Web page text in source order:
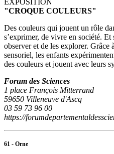
EXPOSITION
"CROQUE COULEURS"
Des couleurs qui jouent un rôle
s’exprimer, de vivre en société.
observer et de les explorer.
sensoriel, les enfants
des couleurs et jouent avec leurs
Forum des Sciences
1 place François Mitterrand
59650 Villeneuve d'Ascq
03 59 73 96 00
https://
61 - Orne